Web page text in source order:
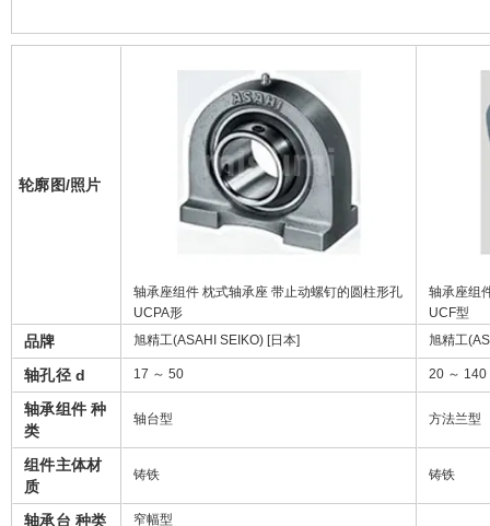
轮廓图/照片
轴承座组件 枕式轴承座 带止动螺钉的圆柱形孔
UCPA形
轴承座组
UCF型
品牌 旭精工(ASAHI SEIKO) [日本] 旭精工
轴孔径 d 17 ～ 50 20 ～ 140
轴承组件 种
类
轴台型 方法兰型
组件主体材
质
铸铁 铸铁
轴承台 种类 窄幅型